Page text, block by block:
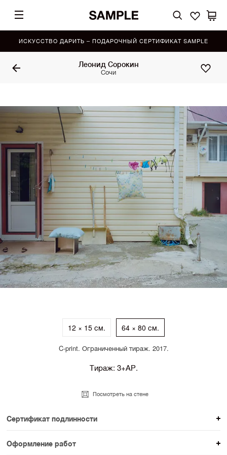
ИСКУССТВО ДАРИТЬ – ПОДАРОЧНЫЙ СЕРТИФИКАТ SAMPLE
Леонид Сорокин
Сочи
12 × 15 см. 64 × 80 см.
C-print. Ограниченный тираж. 2017.
Тираж: 3+АР.
Посмотреть на стене
Сертификат подлинности
К каждому авторскому произведению мы
прикладываем сертификат подлинности. Для товаров
Оформление работ